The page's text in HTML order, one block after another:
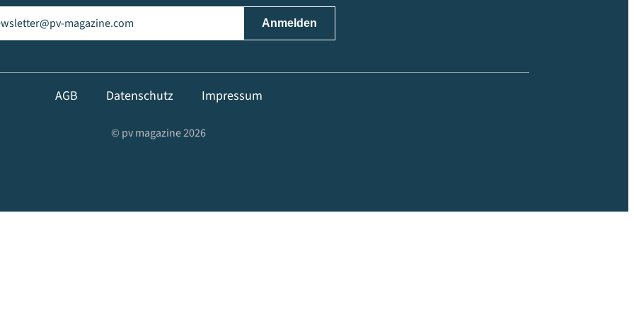
(erforderlich)
AGB Datenschutz Impressum
© pv magazine 2026